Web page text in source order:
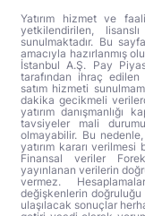
Yatırım hizmet ve
yetkilendirilen,
sunulmaktadır. Bu
amacıyla hazırlanmış
İstanbul A.Ş. Pay
tarafından ihraç edilen
satım hizmeti
dakika gecikmeli
yatırım danışmanlığı
tavsiyeler mali
olmayabilir. Bu
yatırım kararı
Finansal veriler
yayınlanan verilerin
vermez.
değişkenlerin
ulaşılacak sonuçlar